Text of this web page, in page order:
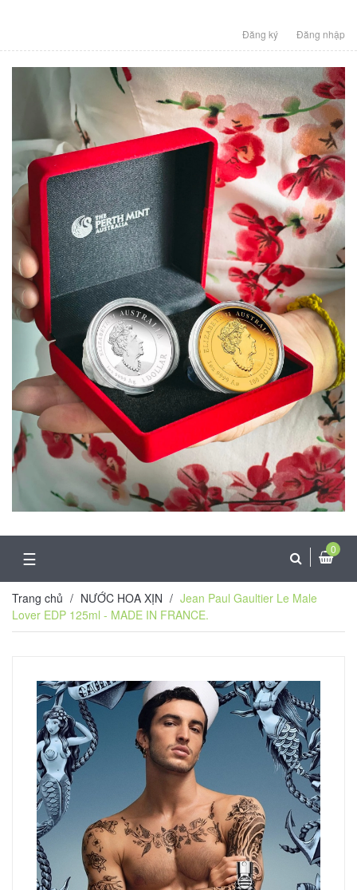
Đăng ký Đăng nhập
☰ 0
Trang chủ / NƯỚC HOA XỊN / Jean Paul Gaultier Le Male
Lover EDP 125ml - MADE IN FRANCE.